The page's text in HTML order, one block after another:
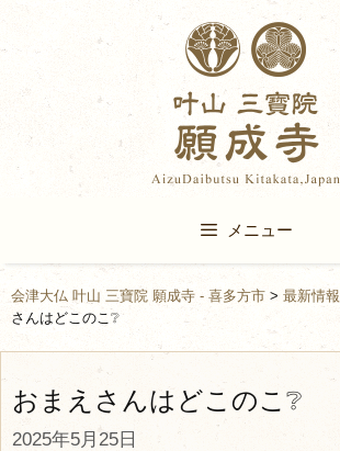
to
content
メニュー
会津大仏 叶山 三寶院 願成寺 - 喜多方市 > 最新情報
さんはどこのこ❔
おまえさんはどこのこ❔
2025年5月25日